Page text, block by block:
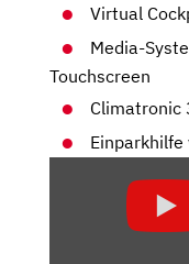
Virtual
Media-
Touchscreen
Climatronic